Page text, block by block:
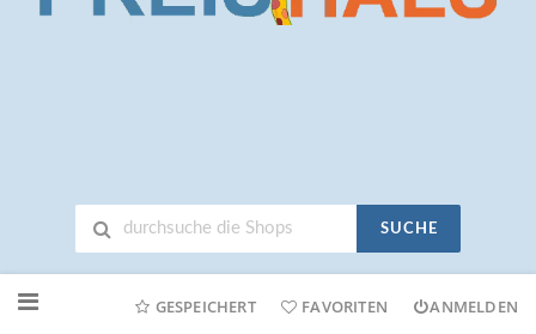
SUCHE
Online-
GESPEICHERT FAVORITEN ANMELDEN